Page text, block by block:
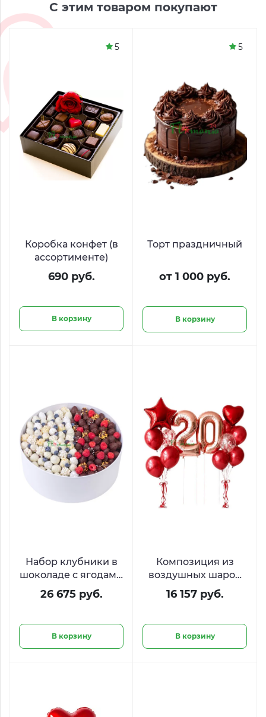
С этим товаром покупают
Коробка конфет (в
ассортименте)
690 руб.
В корзину
5
Торт праздничный
от 1 000 руб.
В корзину
5
Набор клубники в
шоколаде с ягодами
«День и Ночь»
26 675 руб.
В корзину
Композиция из
воздушных шаров
«Стильный юбилей
20 лет»
16 157 руб.
В корзину